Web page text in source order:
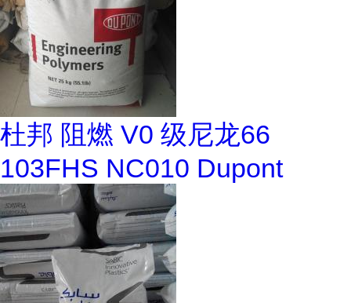
杜邦 阻燃 V0 级尼龙66
103FHS NC010 Dupont